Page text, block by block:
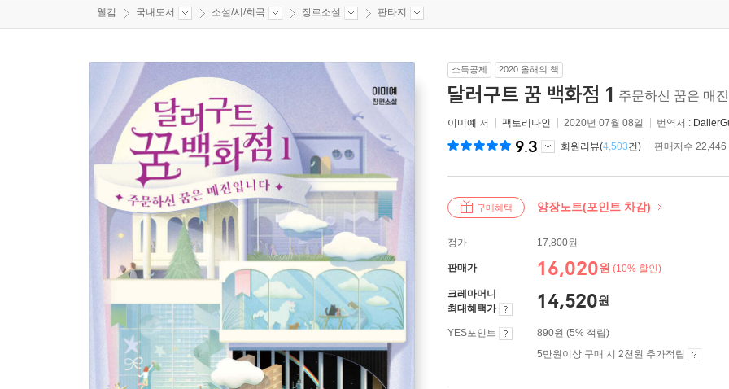
웰컴 국내도서 소설/시/희곡 장르소설 판타지
소득공제 2020 올해의 책
달러구트 꿈 백화점 1 주문하신 꿈은 매
이미예 저 팩토리나인 2020년 07월 08일 번역서 :
9.3 회원리뷰(4,503건) 판매지수 22,446
구매혜택 양장노트(포인트 차감)
정가 17,800원
판매가 16,020원 (10% 할인)
크레마머니
최대혜택가
14,520원
YES포인트
890원 (5% 적립)
5만원이상 구매 시 2천원 추가적립